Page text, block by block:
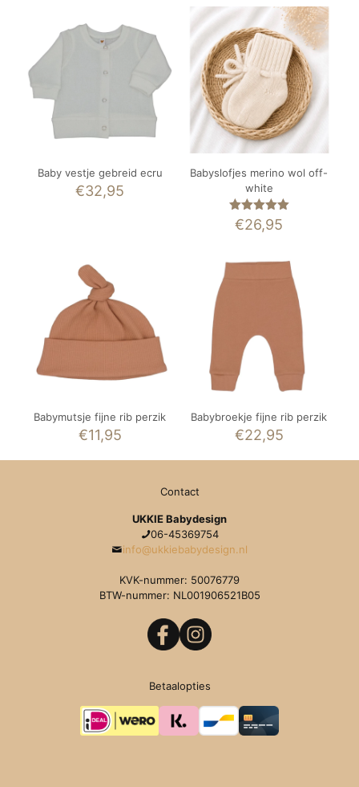
Baby vestje gebreid ecru
€32,95
Babyslofjes merino wol off-
white
Gewaardeerd
5.00
€26,95
Babymutsje fijne rib perzik
€11,95
Babybroekje fijne rib perzik
€22,95
Contact
UKKIE Babydesign
06-45369754
info@ukkiebabydesign.nl
KVK-nummer: 50076779
BTW-nummer: NL001906521B05
Betaalopties